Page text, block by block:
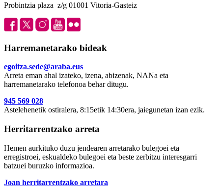
Probintzia plaza z/g 01001 Vitoria-Gasteiz
Harremanetarako bideak
egoitza.sede@araba.eus
Arreta eman ahal izateko, izena, abizenak, NANa eta
harremanetarako telefonoa behar ditugu.
945 569 028
Astelehenetik ostiralera, 8:15etik 14:30era, jaiegunetan izan ezik.
Herritarrentzako arreta
Hemen aurkituko duzu jendearen arretarako bulegoei eta
erregistroei, eskualdeko bulegoei eta beste zerbitzu interesgarri
batzuei buruzko informazioa.
Joan herritarrentzako arretara